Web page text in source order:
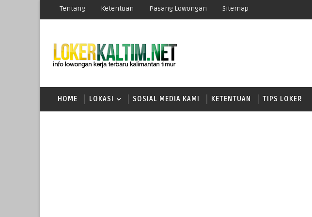
Tentang Ketentuan Pasang Lowongan Sitemap
HOME LOKASI SOSIAL MEDIA KAMI KETENTUAN TIPS LOKER